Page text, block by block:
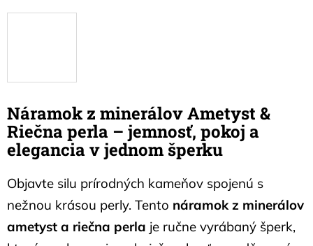
Náramok z minerálov Ametyst &
Riečna perla – jemnosť, pokoj a
elegancia v jednom šperku
Objavte silu prírodných kameňov spojenú s
nežnou krásou perly. Tento náramok z minerálov
ametyst a riečna perla je ručne vyrábaný šperk,